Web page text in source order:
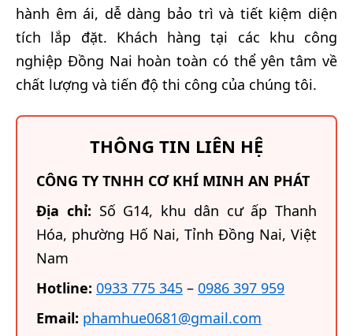
hành êm ái, dễ dàng bảo trì và tiết kiệm diện
tích lắp đặt. Khách hàng tại các khu công
nghiệp Đồng Nai hoàn toàn có thể yên tâm về
chất lượng và tiến độ thi công của chúng tôi.
THÔNG TIN LIÊN HỆ
CÔNG TY TNHH CƠ KHÍ MINH AN PHÁT
Địa chỉ: Số G14, khu dân cư ấp Thanh
Hóa, phường Hố Nai, Tỉnh Đồng Nai, Việt
Nam
Hotline: 0933 775 345 – 0986 397 959
Email: phamhue0681@gmail.com